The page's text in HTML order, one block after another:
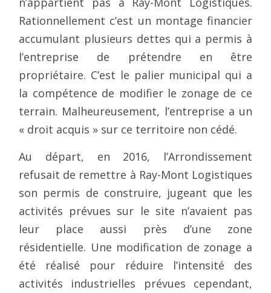
Rationnellement c’est un montage financier
accumulant plusieurs dettes qui a permis à
l’entreprise de prétendre en être
propriétaire. C’est le palier municipal qui a
la compétence de modifier le zonage de ce
terrain. Malheureusement, l’entreprise a un
« droit acquis » sur ce territoire non cédé.
Au départ, en 2016, l’Arrondissement
refusait de remettre à Ray-Mont Logistiques
son permis de construire, jugeant que les
activités prévues sur le site n’avaient pas
leur place aussi près d’une zone
résidentielle. Une modification de zonage a
été réalisé pour réduire l’intensité des
activités industrielles prévues cependant,